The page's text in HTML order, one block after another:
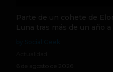
Parte de un cohete de
Luna tras más de un año a
6 de agosto de 2026